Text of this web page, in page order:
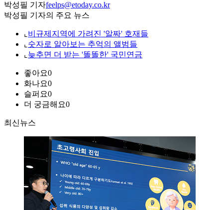
박성필 기자feelps@etoday.co.kr
박성필 기자의 주요 뉴스
⌞ 비규제지역에 가려진 '알짜' 호재들
⌞ 숫자로 알아보는 추억의 앨범들
⌞ 늦추면 더 받는 '똘똘한' 국민연금
좋아요0
화나요0
슬퍼요0
더 궁금해요0
최신뉴스